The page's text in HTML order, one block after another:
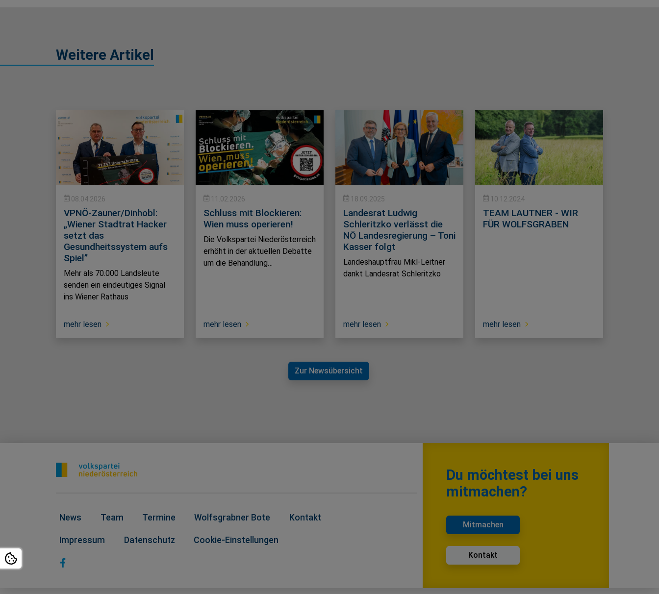
Weitere Artikel
08.04.2026
VPNÖ-Zauner/Dinhobl:
„Wiener Stadtrat Hacker
setzt das
Gesundheitssystem aufs
Spiel”
Mehr als 70.000 Landsleute
senden ein eindeutiges Signal
ins Wiener Rathaus
mehr lesen
11.02.2026
Schluss mit Blockieren:
Wien muss operieren!
Die Volkspartei Niederösterreich
erhöht in der aktuellen Debatte
um die Behandlung…
mehr lesen
18.09.2025
Landesrat Ludwig
Schleritzko verlässt die
NÖ Landesregierung – Toni
Kasser folgt
Landeshauptfrau Mikl-Leitner
dankt Landesrat Schleritzko
mehr lesen
10.12.2024
TEAM LAUTNER - WIR
FÜR WOLFSGRABEN
mehr lesen
Zur Newsübersicht
News Team Termine Wolfsgrabner Bote Kontakt
Impressum Datenschutz Cookie-Einstellungen
Du möchtest bei uns
mitmachen?
Mitmachen
Kontakt